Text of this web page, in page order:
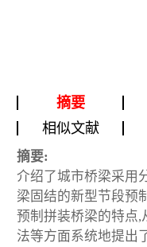
摘要
相似文献
摘要:
介绍了城市桥梁采用
梁固结的新型节段预
预制拼装桥梁的特点,
法等方面系统地提出